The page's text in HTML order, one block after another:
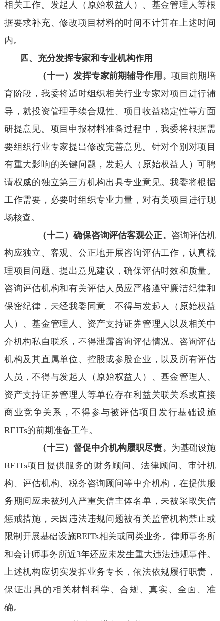
相关工作。发起人（原始权益人）、基金管理人等根
据要求补充、修改项目材料的时间不计算在上述时间
内。
四、充分发挥专家和专业机构作用
（十一）发挥专家前期辅导作用。 项目前期培
育阶段，我委将适时组织相关行业专家对项目进行辅
导，就投资管理手续合规性、项目收益稳定性等方面
研提意见。项目申报材料准备过程中，我委将根据需
要组织行业专家提出修改完善意见。针对个别对项目
有重大影响的关键问题，发起人（原始权益人）可聘
请权威的独立第三方机构出具专业意见。我委将根据
工作需要，必要时组织专业力量，对有关项目进行现
场核查。
（十二）确保咨询评估客观公正。 咨询评估机
构应独立、客观、公正地开展咨询评估工作，认真梳
理项目问题、提出意见建议，确保评估时效和质量。
咨询评估机构和有关评估人员应严格遵守廉洁纪律和
保密纪律，未经我委同意，不得与发起人（原始权益
人）、基金管理人、资产支持证券管理人以及相关中
介机构私自联系，不得泄露咨询评估情况。咨询评估
机构及其直属单位、控股或参股企业，以及所有评估
人员，不得与发起人（原始权益人）、基金管理人、
资产支持证券管理人等单位存在利益关联关系或直接
商业竞争关系，不得参与被评估项目发行基础设施
REITs的前期准备工作。
（十三）督促中介机构履职尽责。 为基础设施
REITs项目提供服务的财务顾问、法律顾问、审计机
构、评估机构、税务咨询顾问等中介机构，在提供服
务期间应未被列入严重失信主体名单，未被采取失信
惩戒措施，未因违法违规问题被有关监管机构禁止或
限制开展基础设施REITs相关或同类业务。律师事务所
和会计师事务所近3年还应未发生重大违法违规事件。
上述机构应切实发挥业务专长，依法依规履行职责，
保证出具的相关材料科学、合规、真实、全面、准
确。